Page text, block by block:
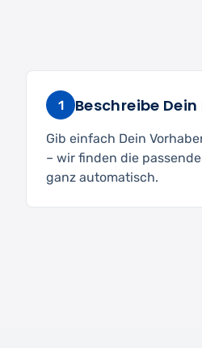
1 Beschreibe
Gib einfach Dein
– wir finden die
ganz automatisch.